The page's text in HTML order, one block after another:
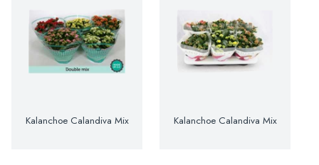
Kalanchoe Calandiva Mix Kalanchoe Calandiva Mix